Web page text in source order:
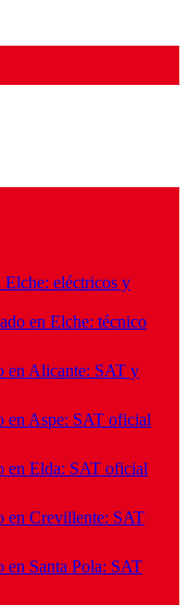
Elche: eléctricos y
en Elche: técnico
en Alicante: SAT y
en Aspe: SAT oficial
en Elda: SAT oficial
en Crevillente: SAT
en Santa Pola: SAT